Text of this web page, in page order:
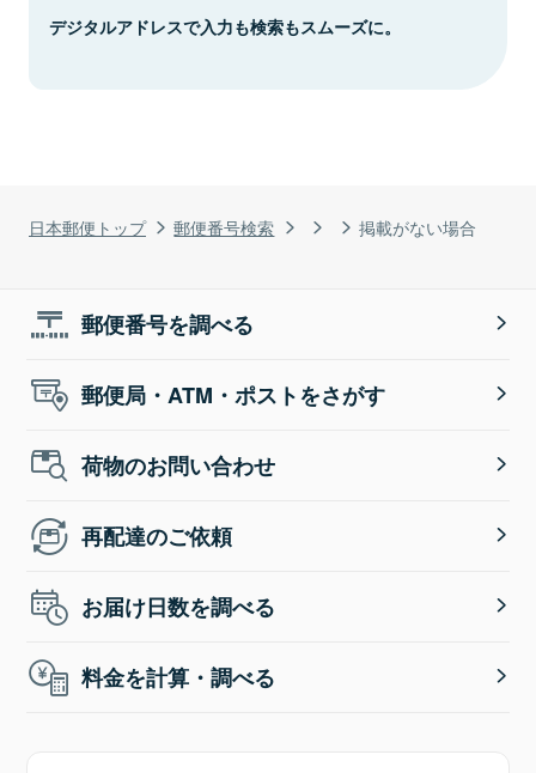
日本郵便トップ 郵便番号検索 掲載がない場合
デジタルアドレスで入力も検索もスムーズに。
郵便番号を調べる
郵便局・ATM・ポストをさがす
荷物のお問い合わせ
再配達のご依頼
お届け日数を調べる
料金を計算・調べる